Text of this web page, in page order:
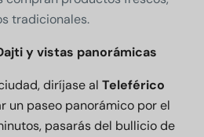
tradicionales.
y vistas panorámicas
diríjase al Teleférico
un paseo panorámico por el
pasarás del bullicio de